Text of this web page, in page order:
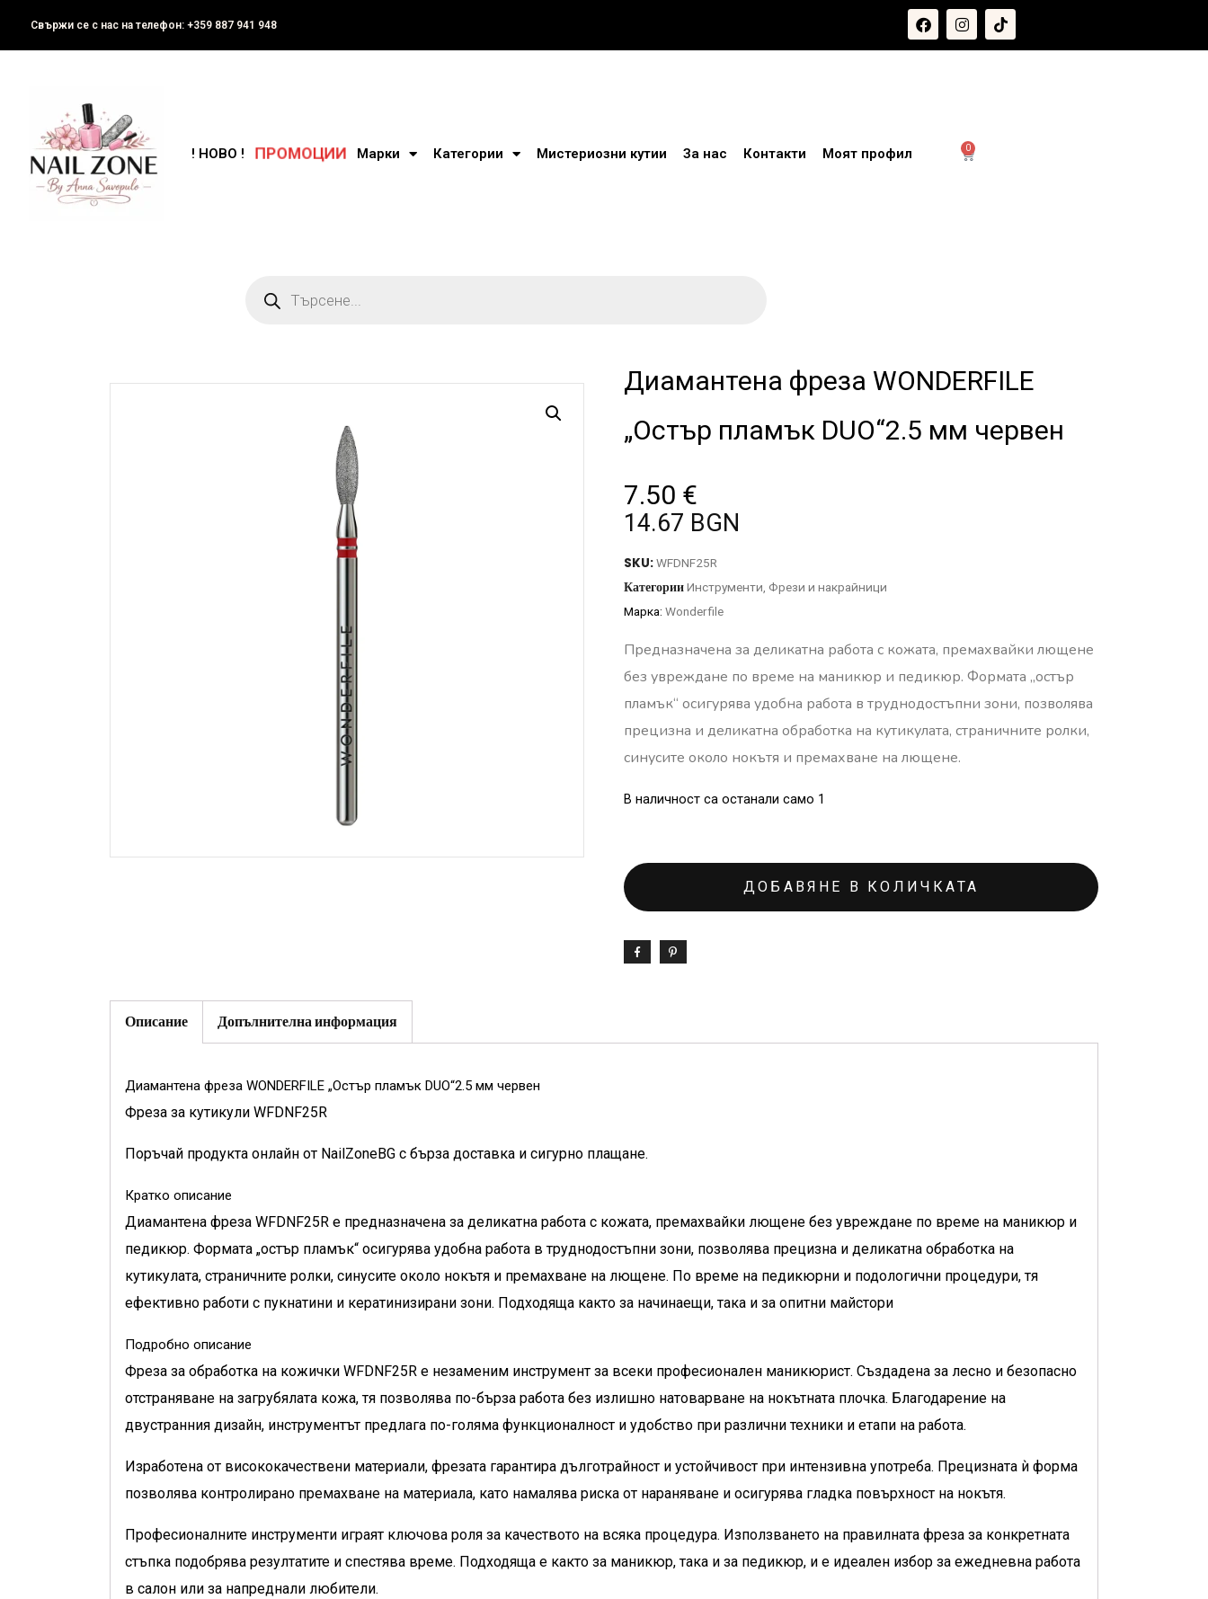
Свържи се с нас на телефон: +359 887 941 948
0
! НОВО ! ПРОМОЦИИ Марки Категории Мистериозни кутии За нас Контакти Моят профил
Диамантена фреза WONDERFILE
„Остър пламък DUO“2.5 мм червен
7.50 €
14.67 BGN
SKU:WFDNF25R
КатегорииИнструменти Фрези и накрайници
Марка: Wonderfile
Предназначена за деликатна работа с кожата, премахвайки лющене
без увреждане по време на маникюр и педикюр. Формата „остър
пламък“ осигурява удобна работа в труднодостъпни зони, позволява
прецизна и деликатна обработка на кутикулата, страничните ролки,
синусите около нокътя и премахване на лющене.
В наличност са останали само 1
ДОБАВЯНЕ В КОЛИЧКАТА
Описание Допълнителна информация
Диамантена фреза WONDERFILE „Остър пламък DUO“2.5 мм червен
Фреза за кутикули WFDNF25R
Поръчай продукта онлайн от NailZoneBG с бърза доставка и сигурно плащане.
Кратко описание
Диамантена фреза WFDNF25R е предназначена за деликатна работа с кожата, премахвайки лющене без увреждане по време на маникюр и
педикюр. Формата „остър пламък“ осигурява удобна работа в труднодостъпни зони, позволява прецизна и деликатна обработка на
кутикулата, страничните ролки, синусите около нокътя и премахване на лющене. По време на педикюрни и подологични процедури, тя
ефективно работи с пукнатини и кератинизирани зони. Подходяща както за начинаещи, така и за опитни майстори
Подробно описание
Фреза за обработка на кожички WFDNF25R е незаменим инструмент за всеки професионален маникюрист. Създадена за лесно и безопасно
отстраняване на загрубялата кожа, тя позволява по-бърза работа без излишно натоварване на нокътната плочка. Благодарение на
двустранния дизайн, инструментът предлага по-голяма функционалност и удобство при различни техники и етапи на работа.
Изработена от висококачествени материали, фрезата гарантира дълготрайност и устойчивост при интензивна употреба. Прецизната ѝ форма
позволява контролирано премахване на материала, като намалява риска от нараняване и осигурява гладка повърхност на нокътя.
Професионалните инструменти играят ключова роля за качеството на всяка процедура. Използването на правилната фреза за конкретната
стъпка подобрява резултатите и спестява време. Подходяща е както за маникюр, така и за педикюр, и е идеален избор за ежедневна работа
в салон или за напреднали любители.